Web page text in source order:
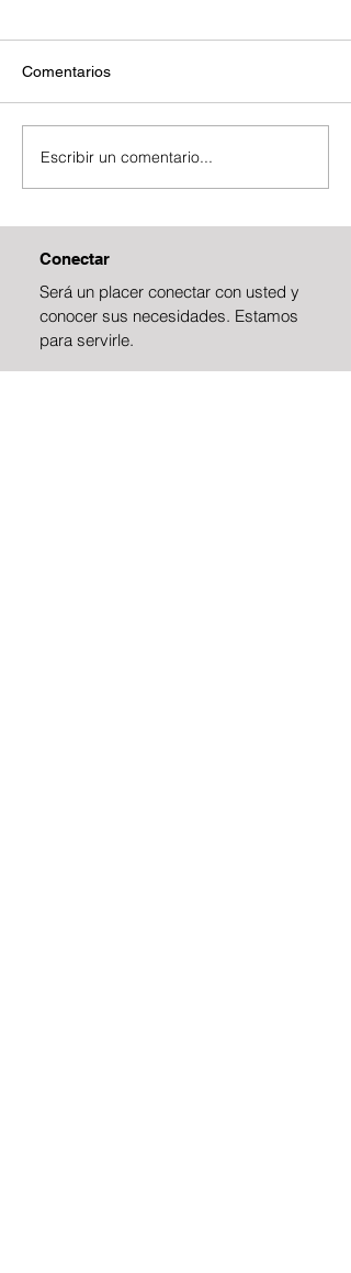
Comentarios
Escribir un comentario...
Conectar
Será un placer conectar con usted y
conocer sus necesidades. Estamos
para servirle.